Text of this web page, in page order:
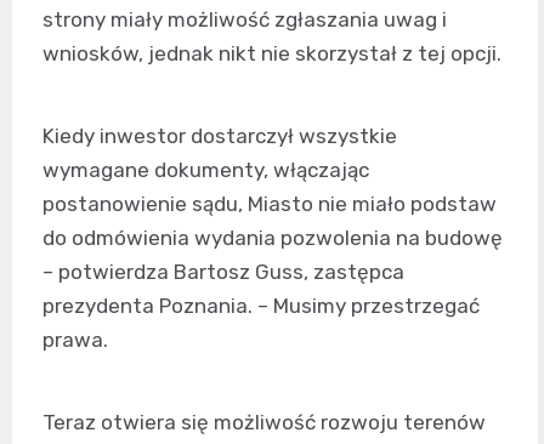
strony miały możliwość zgłaszania uwag i
wniosków, jednak nikt nie skorzystał z tej opcji.
Kiedy inwestor dostarczył wszystkie
wymagane dokumenty, włączając
postanowienie sądu, Miasto nie miało podstaw
do odmówienia wydania pozwolenia na budowę
– potwierdza Bartosz Guss, zastępca
prezydenta Poznania. – Musimy przestrzegać
prawa.
Teraz otwiera się możliwość rozwoju terenów